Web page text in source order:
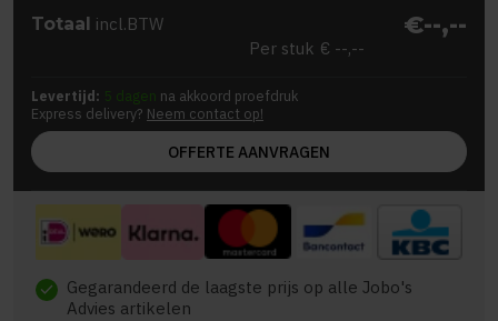
Totaal incl.BTW €--,--
Per stuk € --,--
Levertijd: 5 dagen na akkoord proefdruk
Express delivery? Neem contact op!
OFFERTE AANVRAGEN
check Gegarandeerd de laagste prijs op alle Jobo's
Advies artikelen